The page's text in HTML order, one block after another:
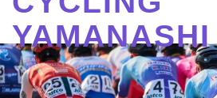
YAMANASHI